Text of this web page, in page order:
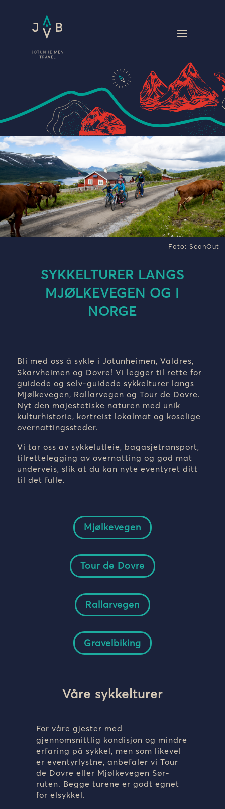
Foto: ScanOut
SYKKELTURER LANGS
MJØLKEVEGEN OG I
NORGE
Bli med oss å sykle i Jotunheimen, Valdres,
Skarvheimen og Dovre! Vi legger til rette for
guidede og selv-guidede sykkelturer langs
Mjølkevegen, Rallarvegen og Tour de Dovre.
Nyt den majestetiske naturen med unik
kulturhistorie, kortreist lokalmat og koselige
overnattingssteder.
Vi tar oss av sykkelutleie, bagasjetransport,
tilrettelegging av overnatting og god mat
underveis, slik at du kan nyte eventyret ditt
til det fulle.
Mjølkevegen
Tour de Dovre
Rallarvegen
Gravelbiking
Våre sykkelturer
For våre gjester med
gjennomsnittlig kondisjon og mindre
erfaring på sykkel, men som likevel
er eventyrlystne, anbefaler vi Tour
de Dovre eller Mjølkevegen Sør-
ruten. Begge turene er godt egnet
for elsykkel.